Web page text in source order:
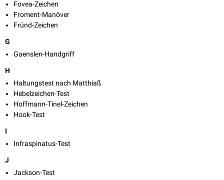
Fovea-Zeichen
Froment-Manöver
Fründ-Zeichen
G
Gaenslen-Handgriff
H
Haltungstest nach Matthiaß
Hebelzeichen-Test
Hoffmann-Tinel-Zeichen
Hook-Test
I
Infraspinatus-Test
J
Jackson-Test